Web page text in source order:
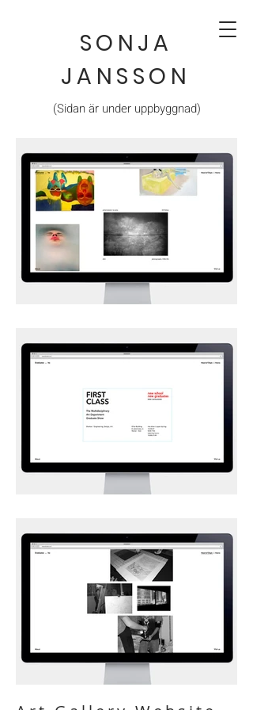
SONJA
JANSSON
(Sidan är under uppbyggnad)